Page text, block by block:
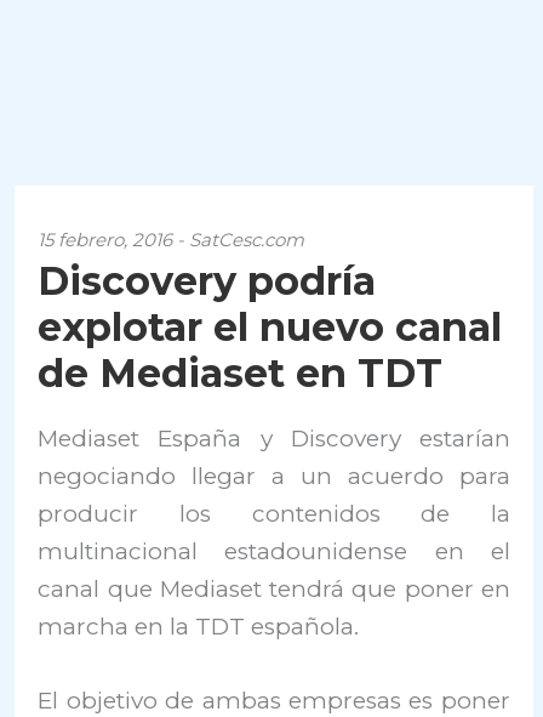
15 febrero, 2016 - SatCesc.com
Discovery podría
explotar el nuevo canal
de Mediaset en TDT
Mediaset España y Discovery estarían
negociando llegar a un acuerdo para
producir los contenidos de la
multinacional estadounidense en el
canal que Mediaset tendrá que poner en
marcha en la TDT española.
El objetivo de ambas empresas es poner